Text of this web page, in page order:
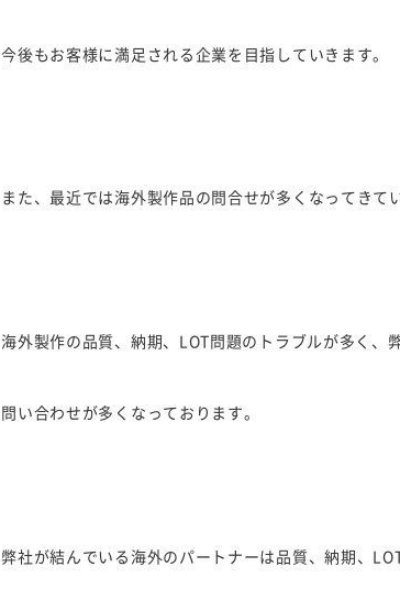
今後もお客様に満足される企業を目指していきます。
また、最近では海外製作品の問合せが多くなってきて
海外製作の品質、納期、LOT問題のトラブルが多く、
問い合わせが多くなっております。
弊社が結んでいる海外のパートナーは品質、納期、